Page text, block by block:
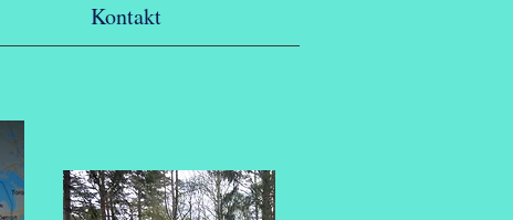
Kontakt